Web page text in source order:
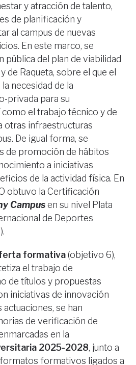
y atracción de talento,
de planificación y
al campus de nuevas
En este marco, se
pública del plan de viabilidad
de Raqueta, sobre el que el
necesidad de la
privada para su
el trabajo técnico y de
otras infraestructuras
De igual forma, se
de promoción de hábitos
a iniciativas
de la actividad física. En
obtuvo la Certificación
Campusen su nivel Plata
de Deportes
formativa(objetivo 6),
el trabajo de
de títulos y propuestas
iniciativas de innovación
se han
de verificación de
en la
2025-2028, junto a
formativos ligados a